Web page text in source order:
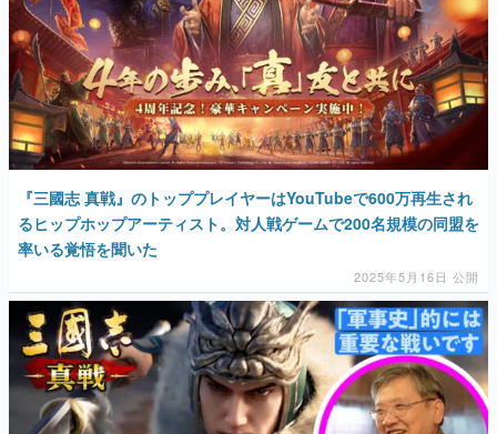
なんでゲームは面白い？
ゲーム開発者・hamatsu氏がゲームの魅力を画面や操作の
具体的な形から解き明かしていく、硬派で骨太な評論連載
です。
ゲームが変えた日本語
「経験値」「裏技」「ラスボス」… ゲームにまつわる言葉
の起源や用法の変遷を、コンピューター文化史研究家・タ
イニーP氏が徹底調査。
カテゴリ
特集記事
マンガ
女性向け
アプリレビュー
『三國志 真戦』のトッププレイヤーはYouTubeで600万再生され
るヒップホップアーティスト。対人戦ゲームで200名規模の同盟を
率いる覚悟を聞いた
2025年5月16日 公開